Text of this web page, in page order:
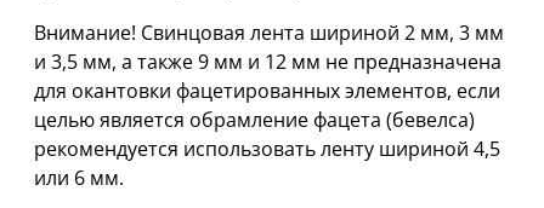
Внимание! Свинцовая лента шириной 2 мм, 3 мм
и 3,5 мм, а также 9 мм и 12 мм не предназначена
для окантовки фацетированных элементов, если
целью является обрамление фацета (бевелса)
рекомендуется использовать ленту шириной 4,5
или 6 мм.